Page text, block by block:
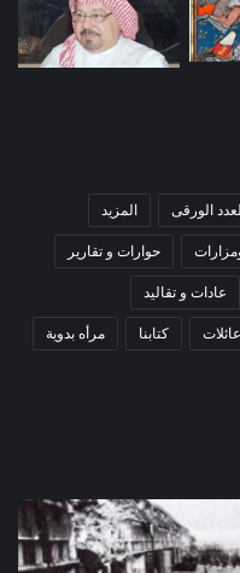
الورقى المزيد
حوارات و تقارير
عادات و تقاليد
كتابنا مرأه بدوية